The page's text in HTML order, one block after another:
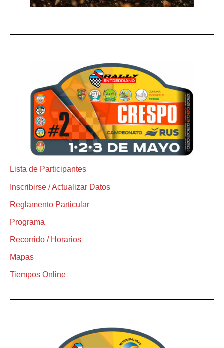
Lista de Participantes
Inscribirse / Actualizar Datos
Reglamento Particular
Programa
Recorrido / Horarios
Mapas
Tiempos Online